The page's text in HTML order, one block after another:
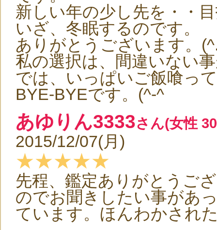
新しい年の少し先を・・
いざ、冬眠するのです。
ありがとうございます。
私の選択は、間違いない
では、いっぱいご飯喰っ
BYE-BYEです。(^-^ゞ
あゆりん3333さん(女性
2015/12/07(月)
★★★★★
先程、鑑定ありがとうご
のでお聞きしたい事があ
ています。ほんわかされ